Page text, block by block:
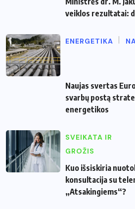
veiklos rezultatai:
ENERGETIKA
Naujas svertas
svarbų postą
energetikos
SVEIKATA IR
GROŽIS
Kuo išsiskiria
konsultacija su
„Atsakingiems“?